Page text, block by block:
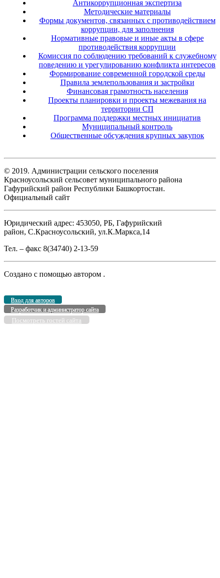
Антикоррупционная экспертиза
Методические материалы
Формы документов, связанных с противодействием
коррупции, для заполнения
Нормативные правовые и иные акты в сфере
противодействия коррупции
Комиссия по соблюдению требований к служебному
поведению и урегулированию конфликта интересов
Формирование современной городской среды
Правила землепользования и застройки
Финансовая грамотность населения
Проекты планировки и проекты межевания на
территории СП
Программа поддержки местных инициатив
Муниципальный контроль
Общественные обсуждения крупных закупок
© 2019. Администрации сельского поселения
Красноусольский сельсовет муниципального района
Гафурийский район Республики Башкортостан.
Официальный сайт
Юридический адрес: 453050, РБ, Гафурийский
район, С.Красноусольский, ул.К.Маркса,14
Тел. – факс 8(34740) 2-13-59
Создано с помощью автором .
Вход для авторов
Разработчик и администратор сайта
Посмотреть гостей сайта